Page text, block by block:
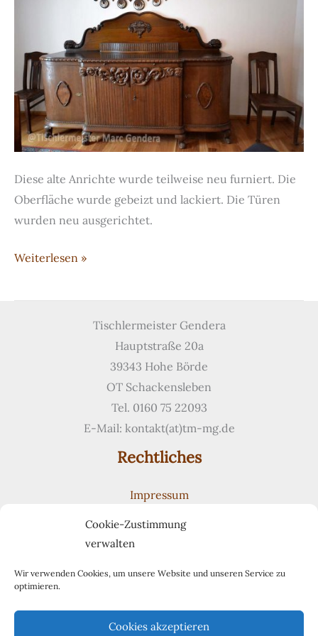
Cookie-Zustimmung
verwalten
Wir verwenden Cookies, um unsere Website und unseren Service zu
optimieren.
Cookies akzeptieren
Diese alte Anrichte wurde teilweise neu furniert. Die
Oberfläche wurde gebeizt und lackiert. Die Türen
wurden neu ausgerichtet.
Restaurierte
Weiterlesen »
Tischlermeister Gendera
Hauptstraße 20a
39343 Hohe Börde
OT Schackensleben
Tel. 0160 75 22093
E-Mail: kontakt(at)tm-mg.de
Rechtliches
Impressum
Cookie-Richtlinie (EU)
Suchen